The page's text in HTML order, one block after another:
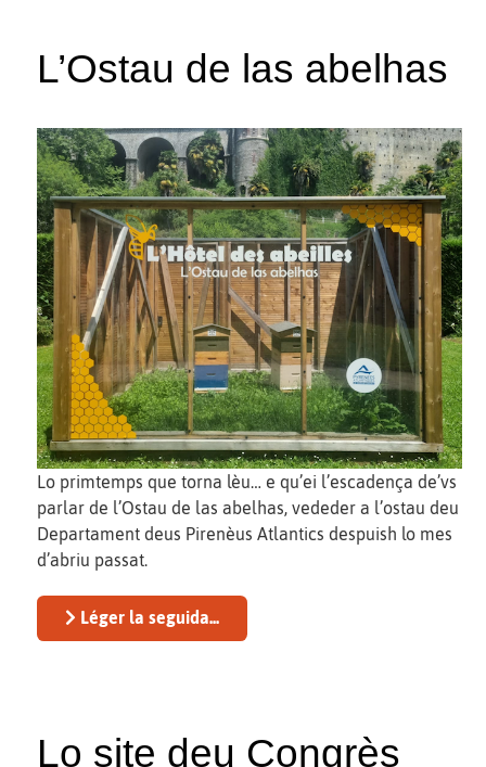
L’Ostau de las abelhas
Lo primtemps que torna lèu… e qu’ei l’escadença de’vs
parlar de l’Ostau de las abelhas, vededer a l’ostau deu
Departament deus Pirenèus Atlantics despuish lo mes
d’abriu passat.
Léger la seguida...
Lo site deu Congrès